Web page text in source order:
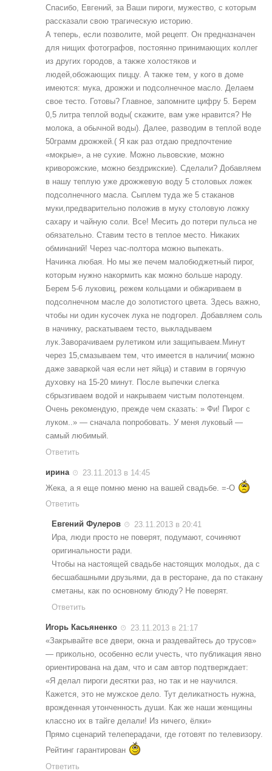
Спасибо, Евгений, за Ваши пироги, мужество, с которым
рассказали свою трагическую историю.
А теперь, если позволите, мой рецепт. Он предназначен
для нищих фотографов, постоянно принимающих коллег
из других городов, а также холостяков и
людей,обожающих пиццу. А также тем, у кого в доме
имеются: мука, дрожжи и подсолнечное масло. Делаем
свое тесто. Готовы? Главное, запомните цифру 5. Берем
0,5 литра теплой воды( скажите, вам уже нравится? Не
молока, а обычной воды). Далее, разводим в теплой воде
50грамм дрожжей.( Я как раз отдаю предпочтение
«мокрые», а не сухие. Можно львовские, можно
криворожские, можно бездрикские). Сделали? Добавляем
в нашу теплую уже дрожжевую воду 5 столовых ложек
подсолнечного масла. Сыплем туда же 5 стаканов
муки,предварительно положив в муку столовую ложку
сахару и чайную соли. Все! Месить до потери пульса не
обязательно. Ставим тесто в теплое место. Никаких
обминаний! Через час-полтора можно выпекать.
Начинка любая. Но мы же печем малобюджетный пирог,
которым нужно накормить как можно больше народу.
Берем 5-6 луковиц, режем кольцами и обжариваем в
подсолнечном масле до золотистого цвета. Здесь важно,
чтобы ни один кусочек лука не подгорел. Добавляем соль
в начинку, раскатываем тесто, выкладываем
лук.Заворачиваем рулетиком или защипываем.Минут
через 15,смазываем тем, что имеется в наличии( можно
даже заваркой чая если нет яйца) и ставим в горячую
духовку на 15-20 минут. После выпечки слегка
сбрызгиваем водой и накрываем чистым полотенцем.
Очень рекомендую, прежде чем сказать: » Фи! Пирог с
луком..» — сначала попробовать. У меня луковый —
самый любимый.
Ответить
ирина
23.11.2013 в 14:45
Жека, а я еще помню меню на вашей свадьбе. =-O
Ответить
Евгений Фулеров
23.11.2013 в 20:41
Ира, люди просто не поверят, подумают, сочиняют
оригинальности ради.
Чтобы на настоящей свадьбе настоящих молодых, да с
бесшабашными друзьями, да в ресторане, да по стакану
сметаны, как по основному блюду? Не поверят.
Ответить
Игорь Касьяненко
23.11.2013 в 21:17
«Закрывайте все двери, окна и раздевайтесь до трусов»
— прикольно, особенно если учесть, что публикация явно
ориентирована на дам, что и сам автор подтверждает:
«Я делал пироги десятки раз, но так и не научился.
Кажется, это не мужское дело. Тут деликатность нужна,
врожденная утонченность души. Как же наши женщины
классно их в тайге делали! Из ничего, ёлки»
Прямо сценарий телеперадачи, где готовят по телевизору.
Рейтинг гарантирован
Ответить